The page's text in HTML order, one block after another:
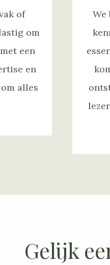
of
om
een
en
alles
We
Gelijk